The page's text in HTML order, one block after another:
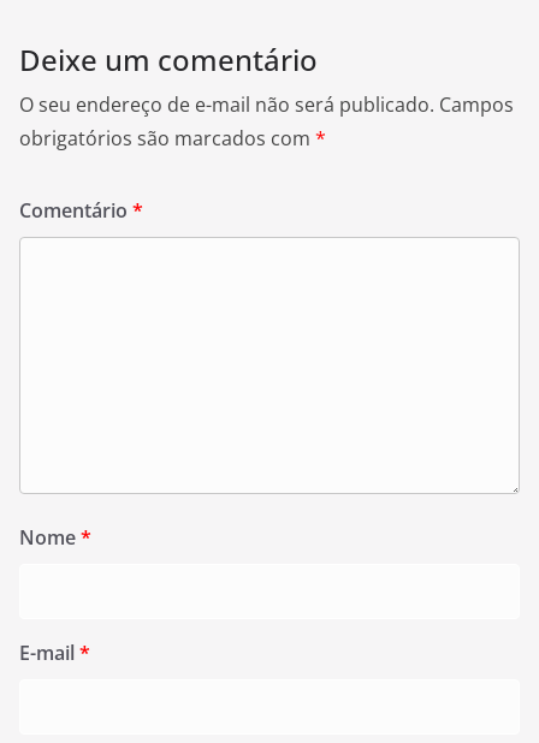
Deixe um comentário
O seu endereço de e-mail não será publicado. Campos
obrigatórios são marcados com *
Comentário *
Nome*
E-mail*